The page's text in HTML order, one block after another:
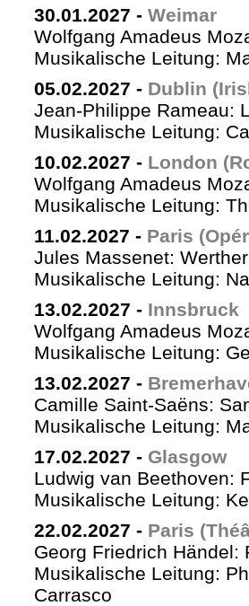
30.01.2027 - Weimar
Wolfgang Amadeus
Musikalische Leitung:
05.02.2027 - Dublin
Jean-Philippe Rameau:
Musikalische Leitung:
10.02.2027 - London
Wolfgang Amadeus
Musikalische Leitung:
11.02.2027 - Paris
Jules Massenet:
Musikalische Leitung:
13.02.2027 - Innsbruck
Wolfgang Amadeus
Musikalische Leitung:
13.02.2027 -
Camille Saint-Saëns:
Musikalische Leitung:
17.02.2027 - Glasgow
Ludwig van Beethoven:
Musikalische Leitung:
22.02.2027 - Paris
Georg Friedrich Händel:
Musikalische Leitung:
Carrasco